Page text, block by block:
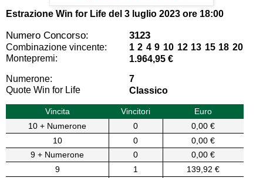
Estrazione Win for Life del 3 luglio 2023 ore 18:00
Numero Concorso: 3123
Combinazione vincente:
1 2 4 9 10 12 13 15 18 20
Montepremi:
1.964,95 €
Numerone:
7
Quote Win for Life
Classico
Vincita Vincitori
Euro
10 + Numerone
0
0,00 €
10
0
0,00 €
9 + Numerone
0
0,00 €
9
1
139,92 €